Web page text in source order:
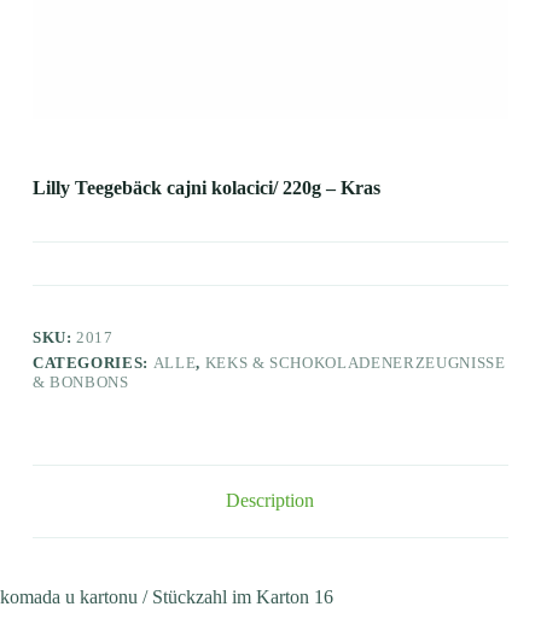
Lilly Teegebäck cajni kolacici/ 220g – Kras
SKU: 2017
CATEGORIES: ALLE, KEKS & SCHOKOLADENERZEUGNISSE
& BONBONS
Description
komada u kartonu / Stückzahl im Karton 16